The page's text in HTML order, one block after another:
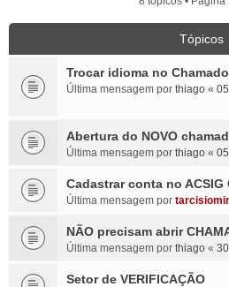
Tópicos
Trocar idioma no Chamado
Última mensagem por thiago «
Abertura do NOVO
Última mensagem por thiago «
Cadastrar conta no ACSIG
Última mensagem por
NÃO precisam abrir
Última mensagem por thiago «
Setor de VERIFICAÇÃO